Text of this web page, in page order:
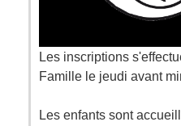
Les inscriptions
Famille le jeudi avant
Les enfants sont